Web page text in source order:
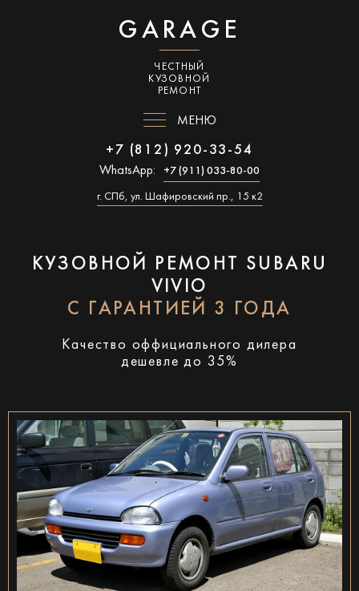
GARAGE
ЧЕСТНЫЙ
КУЗОВНОЙ
РЕМОНТ
МЕНЮ
+7 (812) 920-33-54
WhatsApp: +7 (911) 033-80-00
г. СПб, ул. Шафировский пр., 15 к2
КУЗОВНОЙ РЕМОНТ SUBARU
VIVIO
С ГАРАНТИЕЙ 3 ГОДА
Качество оффициального дилера
дешевле до 35%